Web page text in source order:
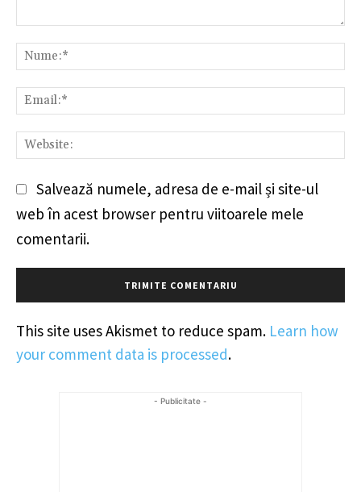
Salvează numele, adresa de e-mail și site-ul
web în acest browser pentru viitoarele mele
comentarii.
This site uses Akismet to reduce spam. Learn how
your comment data is processed.
- Publicitate -